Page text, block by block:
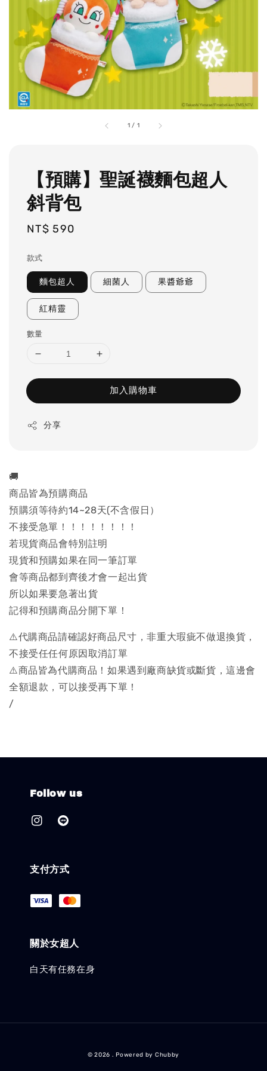
1 / 1
【預購】聖誕襪麵包超人
斜背包
Regular
NT$ 590
款式
麵包超人 細菌人 果醬爺爺
紅精靈
數量
加入購物車
分享
🚚
商品皆為預購商品
預購須等待約14~28天(不含假日）
不接受急單！！！！！！！！
若現貨商品會特別註明
現貨和預購如果在同一筆訂單
會等商品都到齊後才會一起出貨
所以如果要急著出貨
記得和預購商品分開下單！
⚠️代購商品請確認好商品尺寸，非重大瑕疵不做退換貨，
不接受任任何原因取消訂單
⚠️商品皆為代購商品！如果遇到廠商缺貨或斷貨，這邊會
全額退款，可以接受再下單！
/
Follow us
支付方式
關於女超人
白天有任務在身
© 2026 . Powered by Chubby